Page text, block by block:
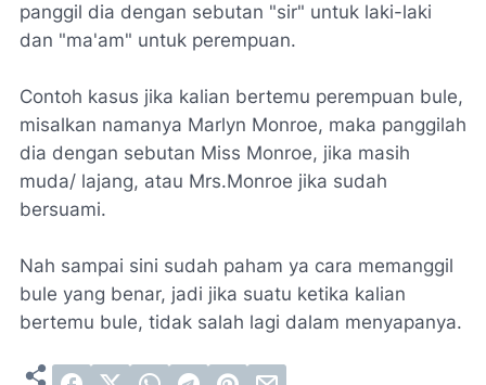
panggil dia dengan sebutan "sir" untuk laki-laki
dan "ma'am" untuk perempuan.
Contoh kasus jika kalian bertemu perempuan bule,
misalkan namanya Marlyn Monroe, maka panggilah
dia dengan sebutan Miss Monroe, jika masih
muda/ lajang, atau Mrs.Monroe jika sudah
bersuami.
Nah sampai sini sudah paham ya cara memanggil
bule yang benar, jadi jika suatu ketika kalian
bertemu bule, tidak salah lagi dalam menyapanya.